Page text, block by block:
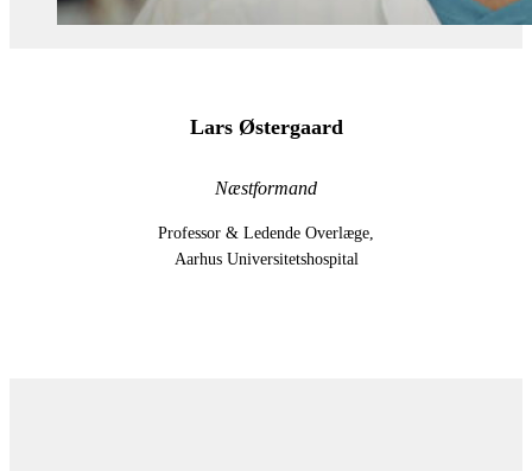
Lars Østergaard
Næstformand
Professor & Ledende Overlæge,
Aarhus Universitetshospital